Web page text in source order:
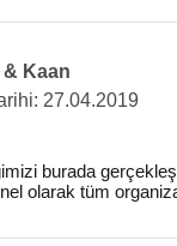
Kaan
27.04.2019
burada
olarak tüm